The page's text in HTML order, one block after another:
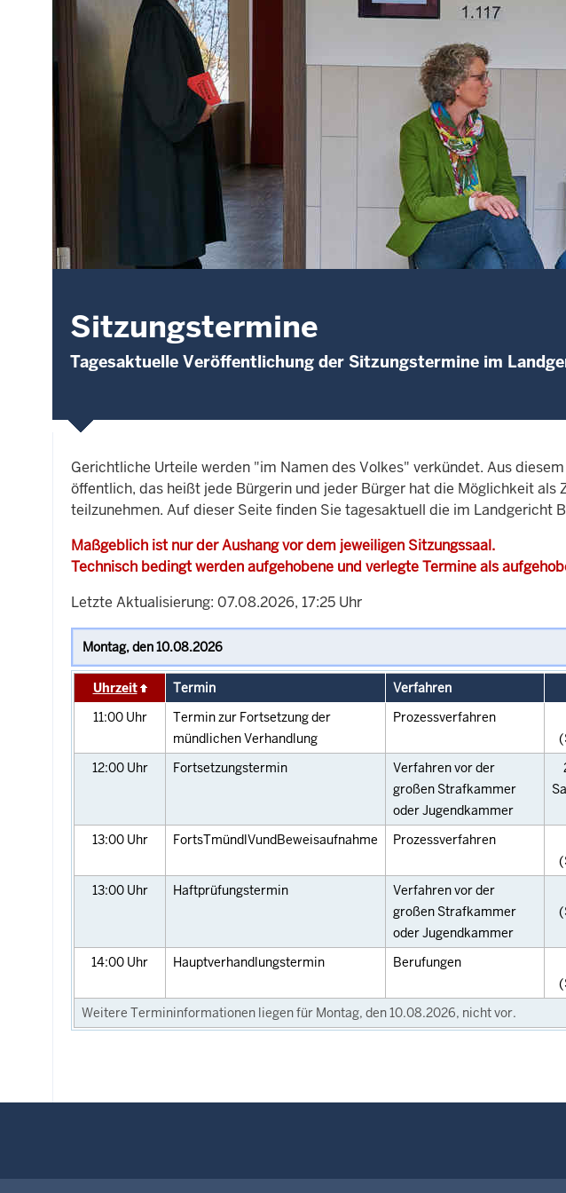
Sitzungstermine
Tagesaktuelle Veröffentlichung der Sitzungstermine im
Gerichtliche Urteile werden "im Namen des Volkes" verkündet. Aus
öffentlich, das heißt jede Bürgerin und jeder Bürger hat die Möglichkeit
teilzunehmen. Auf dieser Seite finden Sie tagesaktuell die im Landgericht
Maßgeblich ist nur der Aushang vor dem jeweiligen Sitzungssaal.
Technisch bedingt werden aufgehobene und verlegte Termine als
Letzte Aktualisierung: 07.08.2026, 17:25 Uhr
Uhrzeit Termin Verfahren
11:00 Uhr
Termin zur Fortsetzung der
mündlichen Verhandlung
Prozessverfahren
12:00 Uhr Fortsetzungstermin
Verfahren vor der
großen Strafkammer
oder Jugendkammer
13:00 Uhr FortsTmündlVundBeweisaufnahme Prozessverfahren
13:00 Uhr Haftprüfungstermin
Verfahren vor der
großen Strafkammer
oder Jugendkammer
14:00 Uhr Hauptverhandlungstermin Berufungen
Weitere Termininformationen liegen für Montag, den 10.08.2026, nicht vor.